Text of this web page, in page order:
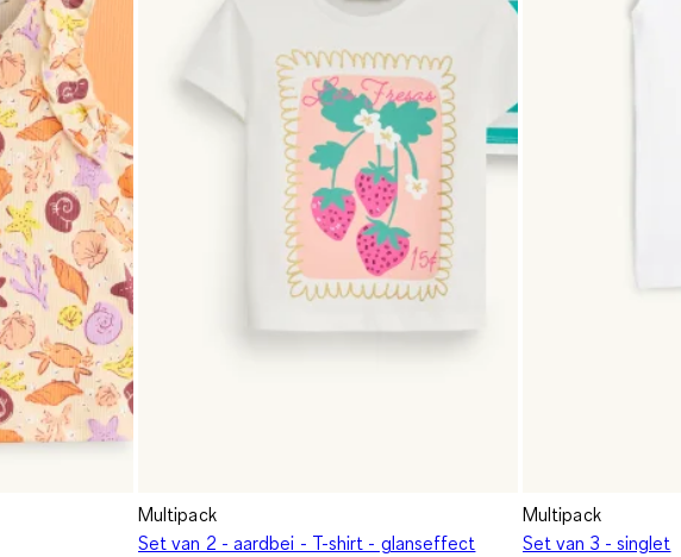
Multipack
Set van 2 - aardbei - T-shirt - glanseffect
Multipack
Set van 3 - singlet